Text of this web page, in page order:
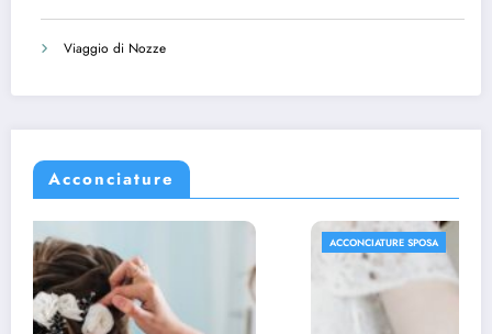
Viaggio di Nozze
Acconciature
ACCONCIATURE SPOSA